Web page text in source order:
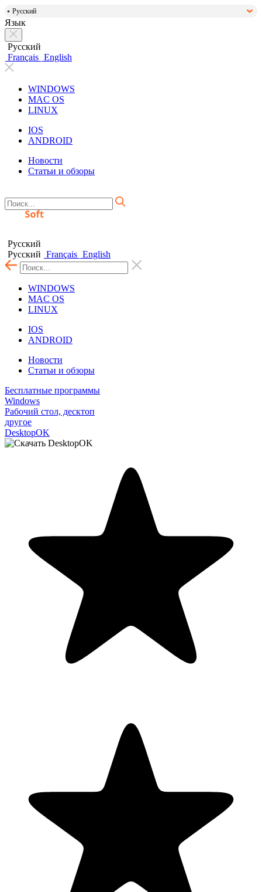
Русский
Язык
Русский
Français English
WINDOWS
MAC OS
LINUX
IOS
ANDROID
Новости
Статьи и обзоры
Русский
Русский Français English
WINDOWS
MAC OS
LINUX
IOS
ANDROID
Новости
Статьи и обзоры
Бесплатные программы
Windows
Рабочий стол, десктоп
другое
DesktopOK